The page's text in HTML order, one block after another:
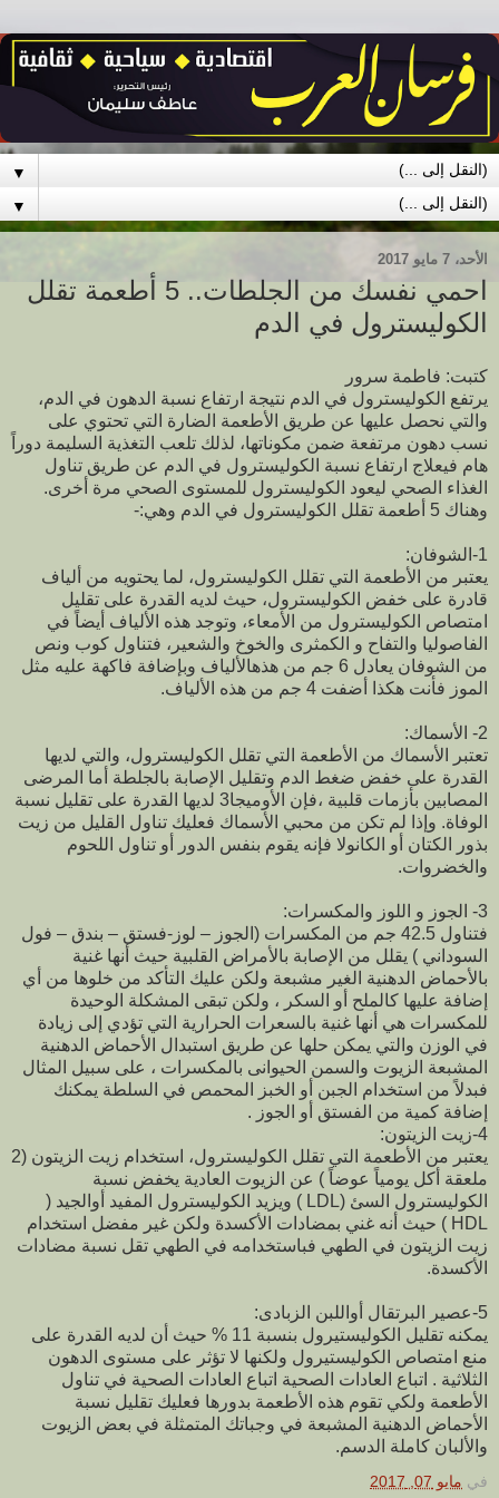
▼
▼
الأحد، 7 مايو 2017
احمي نفسك من الجلطات.. 5 أطعمة تقلل
الكوليسترول في الدم
كتبت: فاطمة سرور
يرتفع الكوليسترول في الدم نتيجة ارتفاع نسبة الدهون في الدم،
والتي نحصل عليها عن طريق الأطعمة الضارة التي تحتوي على
نسب دهون مرتفعة ضمن مكوناتها، لذلك تلعب التغذية السليمة دوراً
هام فيعلاج ارتفاع نسبة الكوليسترول في الدم عن طريق تناول
الغذاء الصحي ليعود الكوليسترول للمستوى الصحي مرة أخرى.
وهناك 5 أطعمة تقلل الكوليسترول في الدم وهي:-
1-الشوفان:
يعتبر من الأطعمة التي تقلل الكوليسترول، لما يحتويه من ألياف
قادرة على خفض الكوليسترول، حيث لديه القدرة على تقليل
امتصاص الكوليسترول من الأمعاء، وتوجد هذه الألياف أيضاً في
الفاصوليا والتفاح و الكمثرى والخوخ والشعير، فتناول كوب ونص
من الشوفان يعادل 6 جم من هذهالألياف وبإضافة فاكهة عليه مثل
الموز فأنت هكذا أضفت 4 جم من هذه الألياف.
2- الأسماك:
تعتبر الأسماك من الأطعمة التي تقلل الكوليسترول، والتي لديها
القدرة على خفض ضغط الدم وتقليل الإصابة بالجلطة أما المرضى
المصابين بأزمات قلبية ،فإن الأوميجا3 لديها القدرة على تقليل نسبة
الوفاة. وإذا لم تكن من محبي الأسماك فعليك تناول القليل من زيت
بذور الكتان أو الكانولا فإنه يقوم بنفس الدور أو تناول اللحوم
والخضروات.
3- الجوز و اللوز والمكسرات:
فتناول 42.5 جم من المكسرات (الجوز – لوز-فستق – بندق – فول
السوداني ) يقلل من الإصابة بالأمراض القلبية حيث أنها غنية
بالأحماض الدهنية الغير مشبعة ولكن عليك التأكد من خلوها من أي
إضافة عليها كالملح أو السكر ، ولكن تبقى المشكلة الوحيدة
للمكسرات هي أنها غنية بالسعرات الحرارية التي تؤدي إلى زيادة
في الوزن والتي يمكن حلها عن طريق استبدال الأحماض الدهنية
المشبعة الزيوت والسمن الحيوانى بالمكسرات ، على سبيل المثال
فبدلاً من استخدام الجبن أو الخبز المحمص في السلطة يمكنك
إضافة كمية من الفستق أو الجوز .
4-زيت الزيتون:
يعتبر من الأطعمة التي تقلل الكوليسترول، استخدام زيت الزيتون (2
ملعقة أكل يومياً عوضاً ) عن الزيوت العادية يخفض نسبة
الكوليسترول السئ (LDL ) ويزيد الكوليسترول المفيد أوالجيد (
HDL ) حيث أنه غني بمضادات الأكسدة ولكن غير مفضل استخدام
زيت الزيتون في الطهي فباستخدامه في الطهي تقل نسبة مضادات
الأكسدة.
5-عصير البرتقال أواللبن الزبادى:
يمكنه تقليل الكوليستيرول بنسبة 11 % حيث أن لديه القدرة على
منع امتصاص الكوليستيرول ولكنها لا تؤثر على مستوى الدهون
الثلاثية . اتباع العادات الصحية اتباع العادات الصحية في تناول
الأطعمة ولكي تقوم هذه الأطعمة بدورها فعليك تقليل نسبة
الأحماض الدهنية المشبعة في وجباتك المتمثلة في بعض الزيوت
والألبان كاملة الدسم.
في مايو 07, 2017